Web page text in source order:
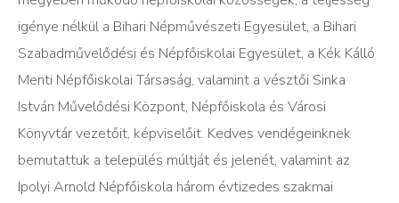
igénye nélkül a Bihari Népművészeti Egyesület, a Bihari
Szabadművelődési és Népfőiskolai Egyesület, a Kék Kálló
Menti Népfőiskolai Társaság, valamint a vésztői Sinka
István Művelődési Központ, Népfőiskola és Városi
Könyvtár vezetőit, képviselőit. Kedves vendégeinknek
bemutattuk a település múltját és jelenét, valamint az
Ipolyi Arnold Népfőiskola három évtizedes szakmai